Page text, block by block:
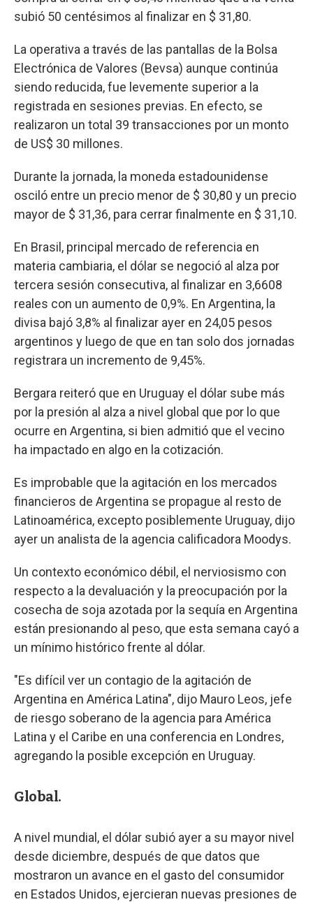
subió 50 centésimos al finalizar en $ 31,80.
La operativa a través de las pantallas de la Bolsa
Electrónica de Valores (Bevsa) aunque continúa
siendo reducida, fue levemente superior a la
registrada en sesiones previas. En efecto, se
realizaron un total 39 transacciones por un monto
de US$ 30 millones.
Durante la jornada, la moneda estadounidense
osciló entre un precio menor de $ 30,80 y un precio
mayor de $ 31,36, para cerrar finalmente en $ 31,10.
En Brasil, principal mercado de referencia en
materia cambiaria, el dólar se negoció al alza por
tercera sesión consecutiva, al finalizar en 3,6608
reales con un aumento de 0,9%. En Argentina, la
divisa bajó 3,8% al finalizar ayer en 24,05 pesos
argentinos y luego de que en tan solo dos jornadas
registrara un incremento de 9,45%.
Bergara reiteró que en Uruguay el dólar sube más
por la presión al alza a nivel global que por lo que
ocurre en Argentina, si bien admitió que el vecino
ha impactado en algo en la cotización.
Es improbable que la agitación en los mercados
financieros de Argentina se propague al resto de
Latinoamérica, excepto posiblemente Uruguay, dijo
ayer un analista de la agencia calificadora Moodys.
Un contexto económico débil, el nerviosismo con
respecto a la devaluación y la preocupación por la
cosecha de soja azotada por la sequía en Argentina
están presionando al peso, que esta semana cayó a
un mínimo histórico frente al dólar.
"Es difícil ver un contagio de la agitación de
Argentina en América Latina", dijo Mauro Leos, jefe
de riesgo soberano de la agencia para América
Latina y el Caribe en una conferencia en Londres,
agregando la posible excepción en Uruguay.
Global.
A nivel mundial, el dólar subió ayer a su mayor nivel
desde diciembre, después de que datos que
mostraron un avance en el gasto del consumidor
en Estados Unidos, ejercieran nuevas presiones de